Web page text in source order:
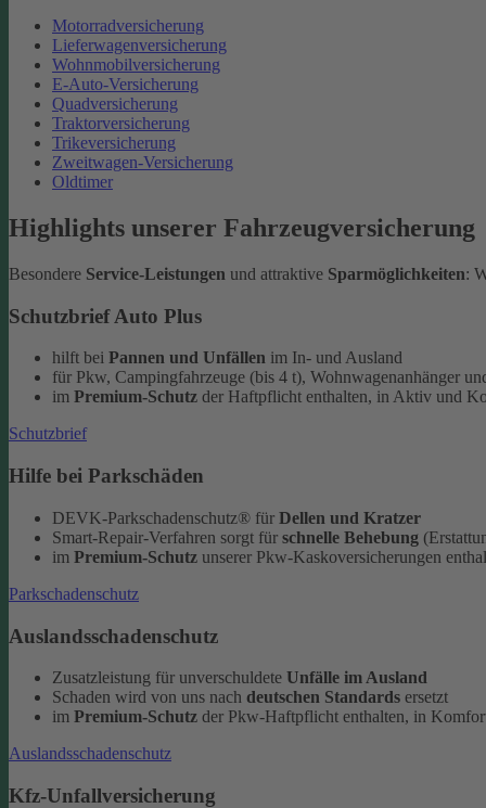
Motorradversicherung
Lieferwagenversicherung
Wohnmobilversicherung
E-Auto-Versicherung
Quadversicherung
Traktorversicherung
Trikeversicherung
Zweitwagen-Versicherung
Oldtimer
Highlights unserer Fahrzeugversicherung
Besondere Service-Leistungen und attraktive Sparmöglichkeiten:
Schutzbrief Auto Plus
hilft bei Pannen und Unfällen im In- und Ausland
für Pkw, Campingfahrzeuge (bis 4 t), Wohnwagenanhänger
im Premium-Schutz der Haftpflicht enthalten, in Aktiv und
Schutzbrief
Hilfe bei Parkschäden
DEVK-Parkschadenschutz® für Dellen und Kratzer
Smart-Repair-Verfahren sorgt für schnelle Behebung
im Premium-Schutz unserer Pkw-Kaskoversicherungen
Parkschadenschutz
Auslandsschadenschutz
Zusatzleistung für unverschuldete Unfälle im Ausland
Schaden wird von uns nach deutschen Standards ersetzt
im Premium-Schutz der Pkw-Haftpflicht enthalten, in
Auslandsschadenschutz
Kfz-Unfallversicherung